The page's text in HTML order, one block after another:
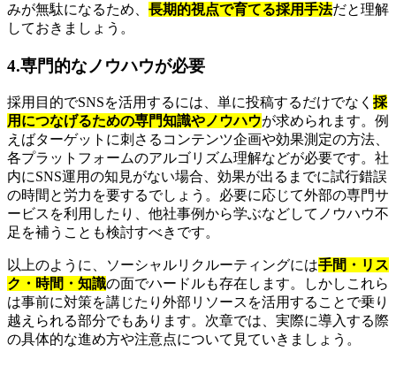
みが無駄になるため、 長期的視点で育てる採用手法だと理解
しておきましょう。
4.専門的なノウハウが必要
採用目的でSNSを活用するには、単に投稿するだけでなく 採
用につなげるための専門知識やノウハウが求められます。例
えばターゲットに刺さるコンテンツ企画や効果測定の方法、
各プラットフォームのアルゴリズム理解などが必要です。社
内にSNS運用の知見がない場合、効果が出るまでに試行錯誤
の時間と労力を要するでしょう。必要に応じて外部の専門サ
ービスを利用したり、他社事例から学ぶなどしてノウハウ不
足を補うことも検討すべきです。
以上のように、ソーシャルリクルーティングには手間・リス
ク・時間・知識の面でハードルも存在します。しかしこれら
は事前に対策を講じたり外部リソースを活用することで乗り
越えられる部分でもあります。次章では、実際に導入する際
の具体的な進め方や注意点について見ていきましょう。